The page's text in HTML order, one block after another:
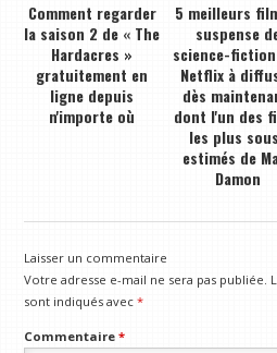
Comment regarder
la saison 2 de « The
Hardacres »
gratuitement en
ligne depuis
n'importe où
5 meilleurs
suspense
science-
Netflix à
dès
dont l'un des
les plus
estimés de
Damon
Laisser un commentaire
Votre adresse e-mail ne sera pas publiée.
sont indiqués avec*
Commentaire*